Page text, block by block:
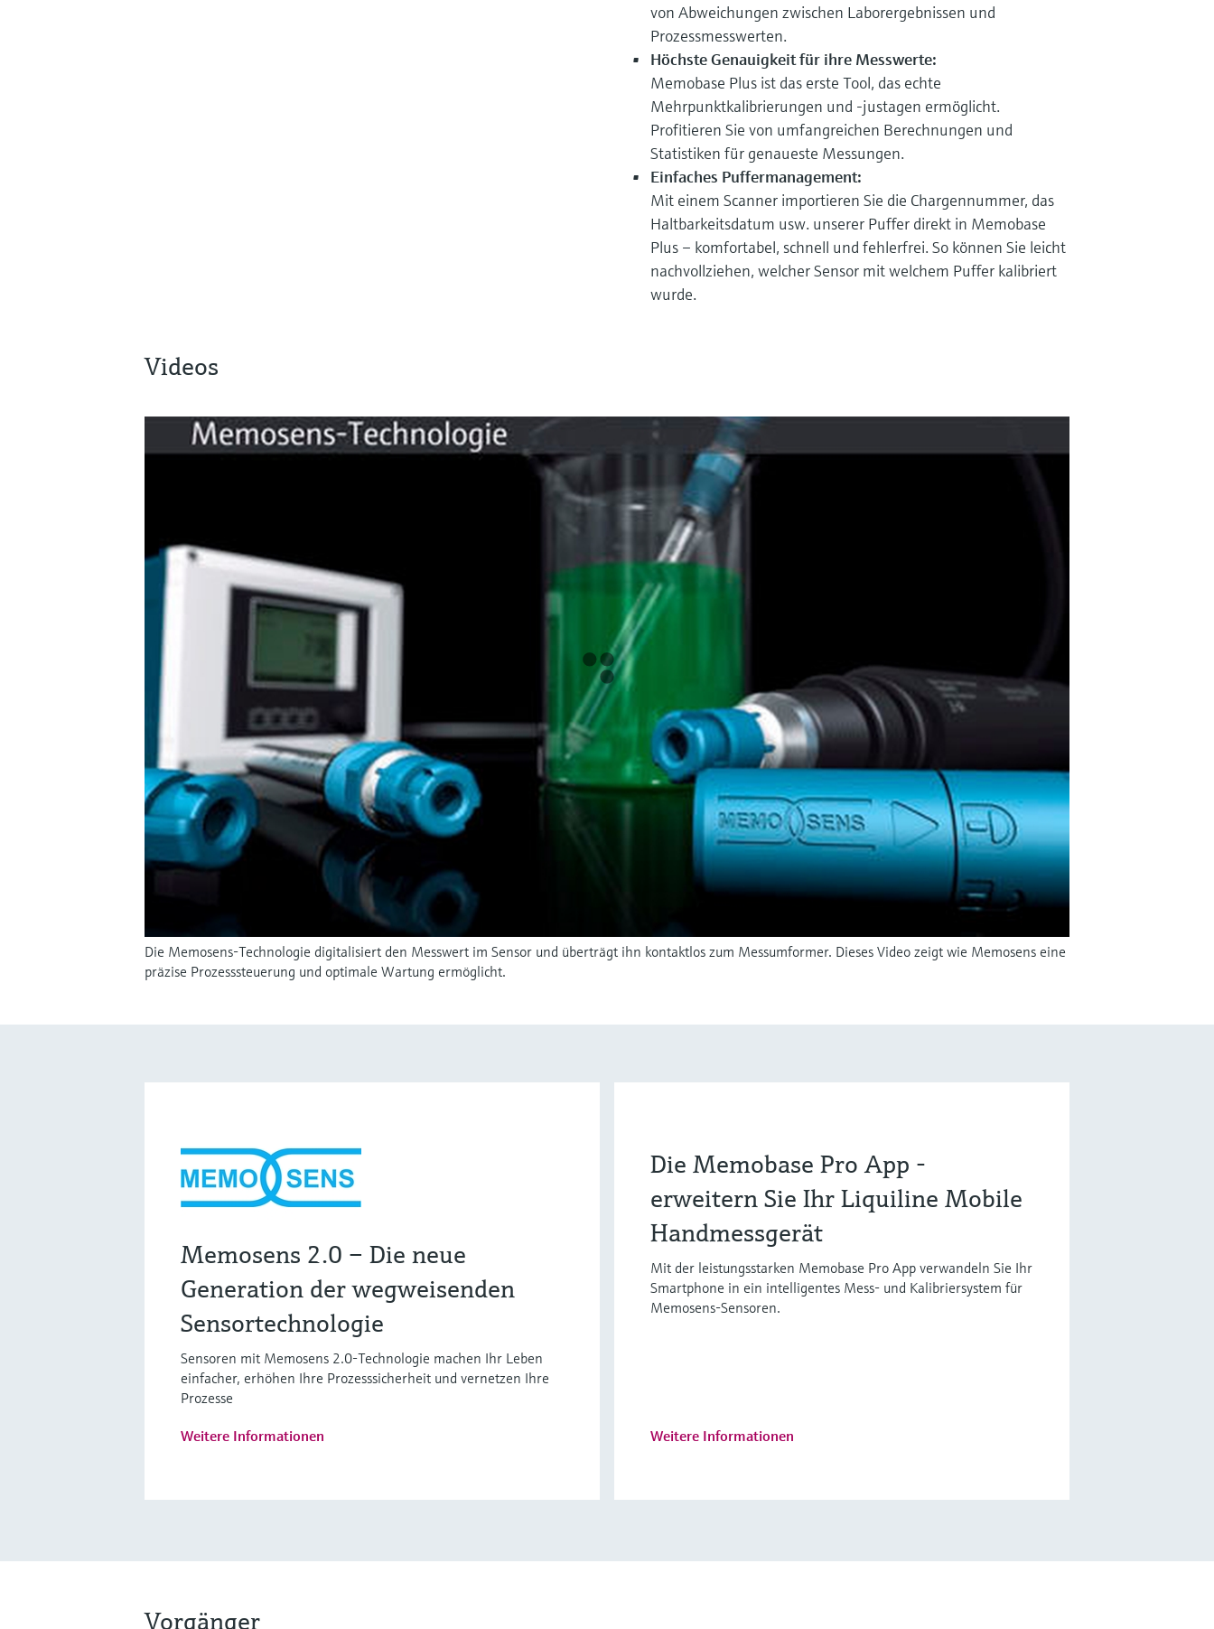
von Abweichungen zwischen Laborergebnissen und
Prozessmesswerten.
Höchste Genauigkeit für ihre Messwerte:
Memobase Plus ist das erste Tool, das echte
Mehrpunktkalibrierungen und -justagen ermöglicht.
Profitieren Sie von umfangreichen Berechnungen und
Statistiken für genaueste Messungen.
Einfaches Puffermanagement:
Mit einem Scanner importieren Sie die Chargennummer, das
Haltbarkeitsdatum usw. unserer Puffer direkt in Memobase
Plus – komfortabel, schnell und fehlerfrei. So können Sie leicht
nachvollziehen, welcher Sensor mit welchem Puffer kalibriert
wurde.
Videos
Die Memosens-Technologie digitalisiert den Messwert im Sensor und überträgt ihn kontaktlos zum Messumformer. Dieses Video zeigt wie Memosens eine
präzise Prozesssteuerung und optimale Wartung ermöglicht.
Memosens 2.0 – Die neue
Generation der wegweisenden
Sensortechnologie
Sensoren mit Memosens 2.0-Technologie machen Ihr Leben
einfacher, erhöhen Ihre Prozesssicherheit und vernetzen Ihre
Prozesse
Weitere Informationen
Die Memobase Pro App -
erweitern Sie Ihr Liquiline Mobile
Handmessgerät
Mit der leistungsstarken Memobase Pro App verwandeln Sie Ihr
Smartphone in ein intelligentes Mess- und Kalibriersystem für
Memosens-Sensoren.
Weitere Informationen
Vorgänger